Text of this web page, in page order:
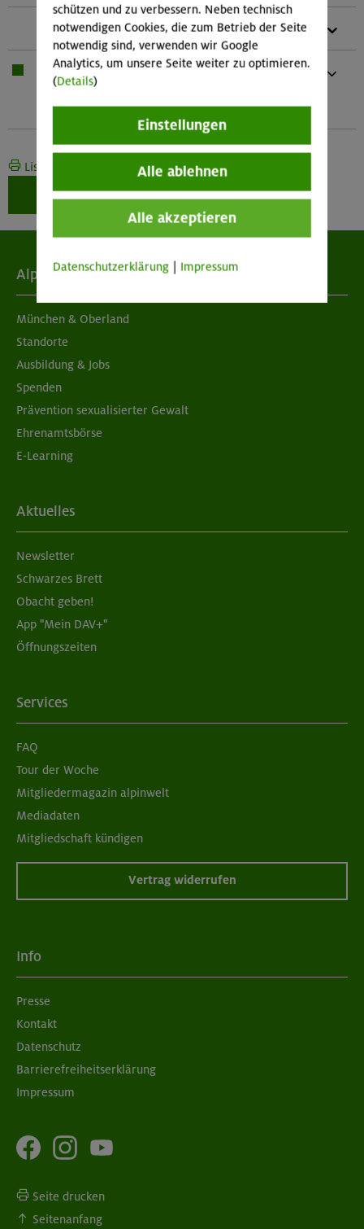
Skitourenhelm (empfohlen)
Bei Übernachtung: Hüttenschlafsack,
Waschzeug
Und kleines Handtuch
Liste drucken
Weiter zur Buchung
Alpenverein
München & Oberland
Standorte
Ausbildung & Jobs
Spenden
Prävention sexualisierter Gewalt
Ehrenamtsbörse
E-Learning
Aktuelles
Newsletter
Schwarzes Brett
Obacht geben!
App "Mein DAV+"
Öffnungszeiten
Services
FAQ
Tour der Woche
Mitgliedermagazin alpinwelt
Mediadaten
Mitgliedschaft kündigen
Vertrag widerrufen
Info
Presse
Kontakt
Datenschutz
Barrierefreiheitserklärung
Impressum
Seite drucken
Seitenanfang
schützen und zu verbessern. Neben technisch
notwendigen Cookies, die zum Betrieb der Seite
notwendig sind, verwenden wir Google
Analytics, um unsere Seite weiter zu optimieren.
(Details)
Einstellungen
Alle ablehnen
Alle akzeptieren
Datenschutzerklärung Impressum